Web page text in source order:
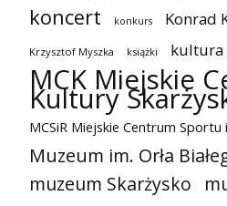
koncert konkurs Konrad
Krzysztof Myszka książki kultura
MCK Miejskie
Kultury
MCSiR Miejskie Centrum Sportu
Muzeum im. Orła
muzeum Skarżysko